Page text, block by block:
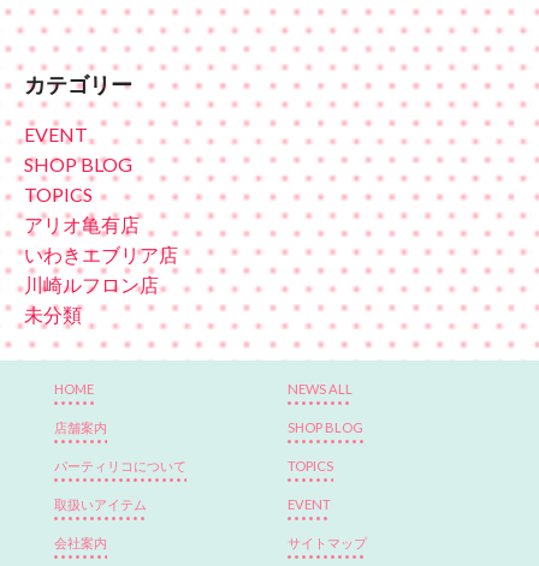
カテゴリー
EVENT
SHOP BLOG
TOPICS
アリオ亀有店
いわきエブリア店
川崎ルフロン店
未分類
HOME
店舗案内
パーティリコについて
取扱いアイテム
会社案内
NEWS ALL
SHOP BLOG
TOPICS
EVENT
サイトマップ